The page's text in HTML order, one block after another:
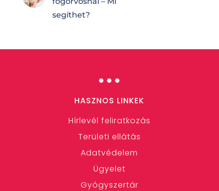
segíthet?
…
HASZNOS LINKEK
Hírlevél feliratkozás
Területi ellátás
Adatvédelem
Ügyelet
Gyógyszertár